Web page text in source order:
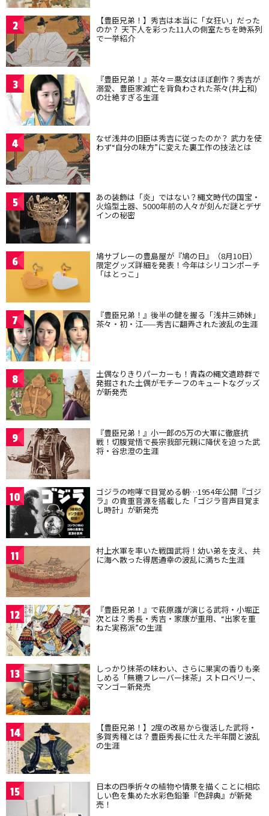
2 【豊臣兄弟！】秀吉は本当に「女狂い」だった
のか？ 天下人を彩った11人の側室たちを時系列
で一挙紹介
3 『豊臣兄弟！』茶々＝悪女はほぼ創作？秀吉が
溺愛、豊臣家滅亡を背負わされた茶々(井上和)
の壮絶すぎる生涯
4 なぜ浅井の旧臣は秀吉に従ったのか？ 武力を使
わず“自分の味方”に変えた裏工作の技法とは
5 あの装飾は「炎」ではない？縄文時代の国宝・
火焔型土器、5000年前の人々が刻んだ謎とデザ
インの秘密
6 鳩サブレーの豊島屋が『鳩の日』（8月10日）
限定グッズ詳細を発表！今年はシリコンポーチ
「はとっこ」
7 『豊臣兄弟！』後半の鍵を握る「浅井三姉妹」
茶々・初・江——秀吉に翻弄された波乱の生涯
8 土偶なりきりパーカーも！青森の縄文遺跡群で
発掘された土偶がモチーフのキュートなグッズ
が新発売
9 『豊臣兄弟！』小一郎の5万の大軍に徹底抗
戦！切腹覚悟で長宗我部元親に降伏を迫った武
将・谷忠澄の生涯
10 ゴジラの咆哮で目覚める朝…1954年公開『ゴジ
ラ』の貴重音源を搭載した「ゴジラ音声目覚ま
し時計」が新発売
11 村上水軍を率いた戦国武将！幼い弟を支え、共
に海へ散った得居通幸の波乱に満ちた生涯
12 『豊臣兄弟！』で萩原護が演じる武将・小堀正
次とは？秀長・秀吉・家康が重用、“出家を重
ねた実務派”の生涯
13 しっかり抹茶の味わい、さらに果実の香りも楽
しめる「無糖フレーバー抹茶」ストロベリー、
マンゴー新発売
14 【豊臣兄弟！】2度の改易から復活した武将・
多賀秀種とは？豊臣秀長に仕えた半年間と波乱
の生涯
15 日本の四季折々の植物や情景を描くことに相応
しい色を集めた水彩色鉛筆『色辞典』が新発
売！